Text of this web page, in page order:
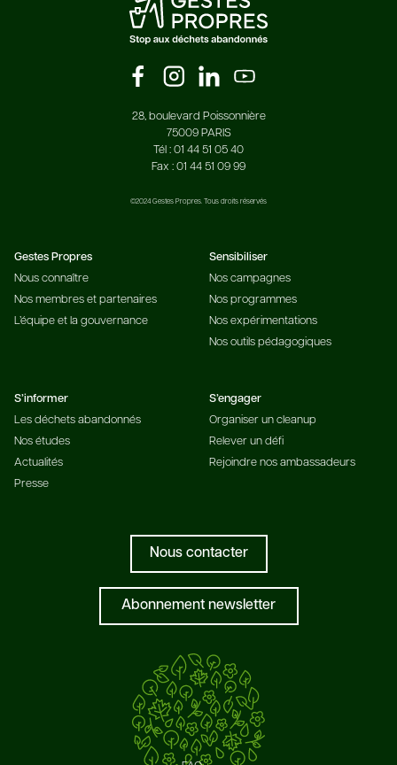
28, boulevard Poissonnière
75009 PARIS
Tél : 01 44 51 05 40
Fax : 01 44 51 09 99
©2024 Gestes Propres. Tous droits réservés
Gestes Propres
Nous connaître
Nos membres et partenaires
L’équipe et la gouvernance
Sensibiliser
Nos campagnes
Nos programmes
Nos expérimentations
Nos outils pédagogiques
S’informer
Les déchets abandonnés
Nos études
Actualités
Presse
S’engager
Organiser un cleanup
Relever un défi
Rejoindre nos ambassadeurs
Nous contacter
Abonnement newsletter